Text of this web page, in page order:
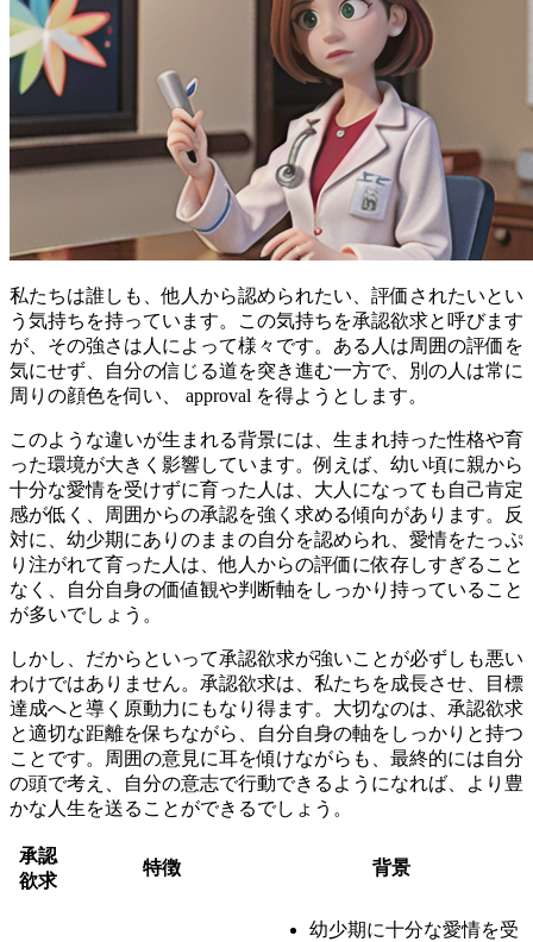
私たちは誰しも、他人から認められたい、評価されたいとい
う気持ちを持っています。この気持ちを承認欲求と呼びます
が、その強さは人によって様々です。ある人は周囲の評価を
気にせず、自分の信じる道を突き進む一方で、別の人は常に
周りの顔色を伺い、 approval を得ようとします。
このような違いが生まれる背景には、生まれ持った性格や育
った環境が大きく影響しています。例えば、幼い頃に親から
十分な愛情を受けずに育った人は、大人になっても自己肯定
感が低く、周囲からの承認を強く求める傾向があります。反
対に、幼少期にありのままの自分を認められ、愛情をたっぷ
り注がれて育った人は、他人からの評価に依存しすぎること
なく、自分自身の価値観や判断軸をしっかり持っている こと
が多いでしょう。
しかし、だからといって承認欲求が強いことが必ずしも悪い
わけではありません。承認欲求は、私たちを成長させ、目標
達成へと導く原動力にもなり得ます。大切なのは、 承認欲求
と適切な距離を保ちながら、自分自身の軸をしっかりと持つ
ことです。周囲の意見に耳を傾けながらも、最終的には自分
の頭で考え、自分の意志で行動できるようになれば、より豊
かな人生を送ることができるでしょう。
承認
欲求
特徴 背景
幼少期に十分な愛情を受